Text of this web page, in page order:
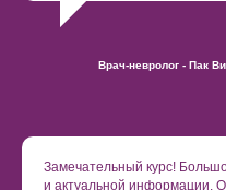
Врач-невролог - Пак
Замечательный курс!
и актуальной информации.